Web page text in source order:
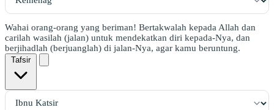
Wahai orang-orang yang beriman! Bertakwalah kepada Allah dan
carilah wasilah (jalan) untuk mendekatkan diri kepada-Nya, dan
berjihadlah (berjuanglah) di jalan-Nya, agar kamu beruntung.
Tafsir